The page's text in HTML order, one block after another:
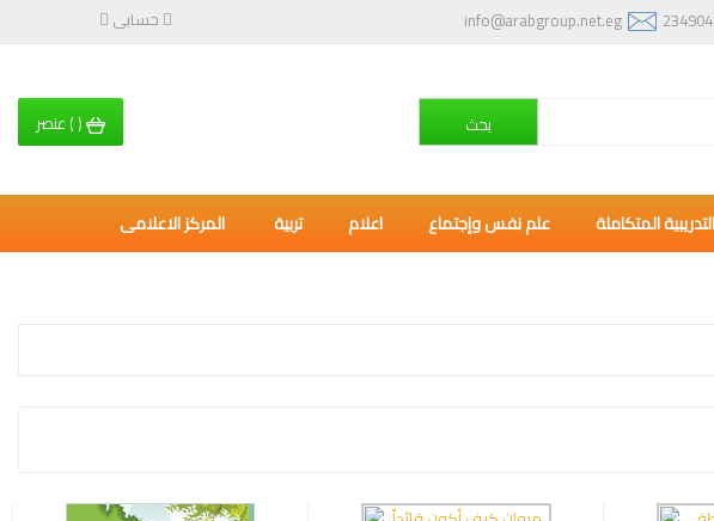
info@arabgroup.net.eg حسابى
بحث )عنصر
المتكاملة علم نفس وإجتماع اعلام تربية المركز الاعلامى